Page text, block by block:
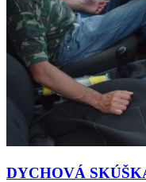
DYCHOVÁ